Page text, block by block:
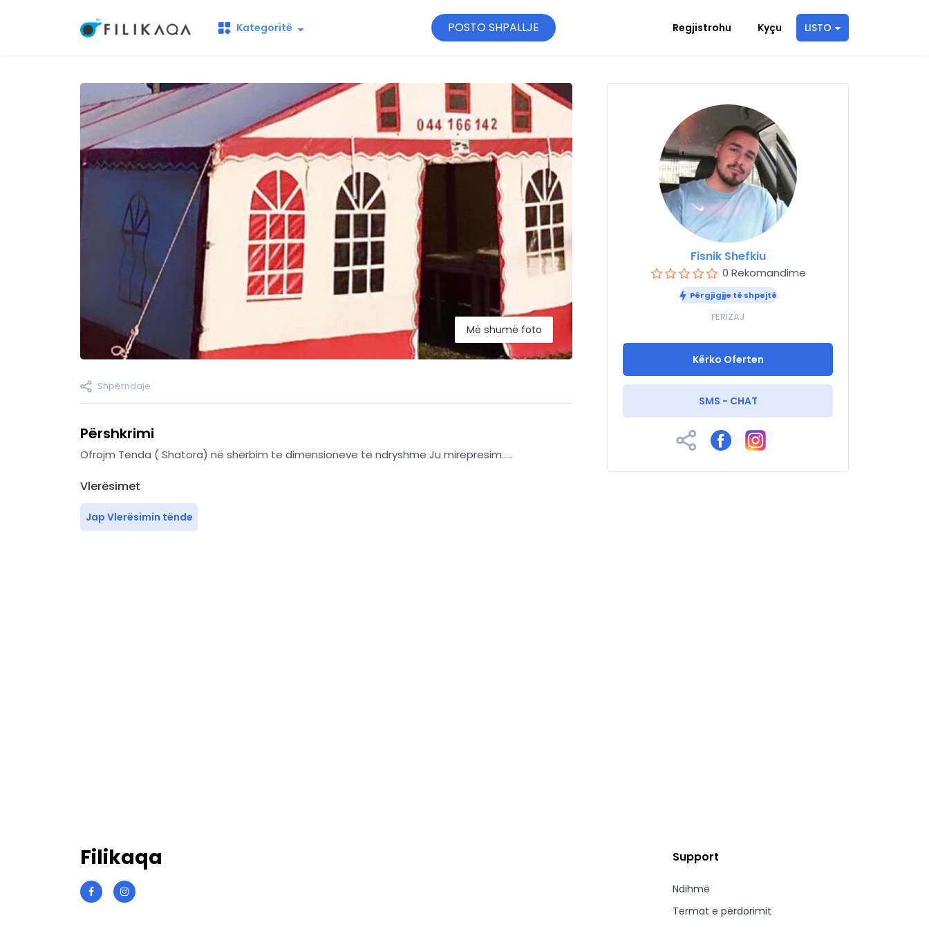
Kategoritë POSTO SHPALLJE Regjistrohu Kyçu LISTO
Më shumë foto
Shpërndaje
Përshkrimi
Ofrojm Tenda ( Shatora) në shërbim te dimensioneve të ndryshme Ju mirëpresim…..
Vlerësimet
Jap Vlerësimin tënde
Fisnik Shefkiu
0 Rekomandime
Përgjigjje të shpejtë
FERIZAJ
Kërko Oferten
SMS - CHAT
Filikaqa Support
Ndihmë
Termat e përdorimit